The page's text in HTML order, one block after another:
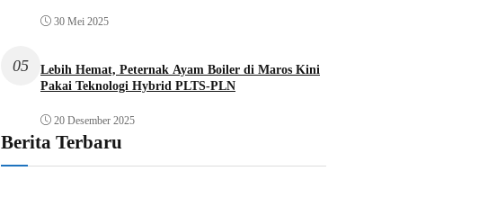
30 Mei 2025
05
Lebih Hemat, Peternak Ayam Boiler di Maros Kini
Pakai Teknologi Hybrid PLTS-PLN
20 Desember 2025
Berita Terbaru